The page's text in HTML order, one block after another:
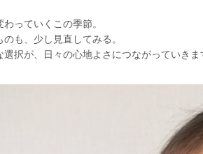
っていくこの季節。
も、少し見直してみる。
選択が、日々の心地よさにつながっていきま